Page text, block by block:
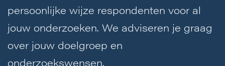
persoonlijke wijze respondenten voor al
jouw onderzoeken. We adviseren je graag
over jouw doelgroep en
onderzoekswensen.